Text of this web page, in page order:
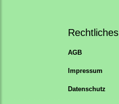
Rechtliches
AGB
Impressum
Datenschutz